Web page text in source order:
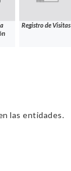
Registro de Visitas
las entidades.